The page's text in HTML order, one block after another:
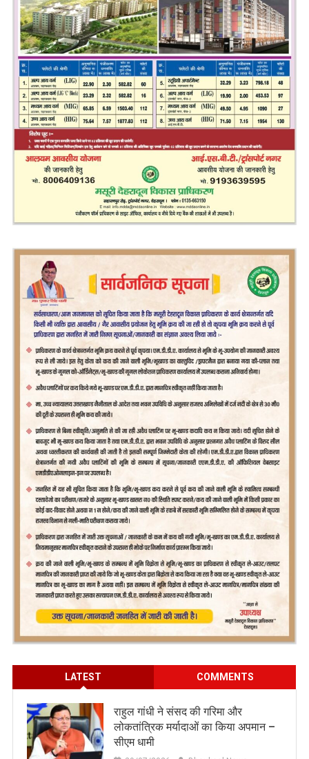
LATEST COMMENTS
राहुल गांधी ने संसद की गरिमा और
लोकतांत्रिक मर्यादाओं का किया अपमान –
सीएम धामी